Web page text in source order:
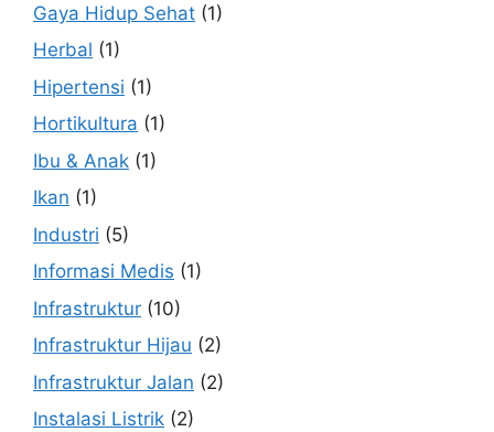
Gaya Hidup Sehat (1)
Herbal (1)
Hipertensi (1)
Hortikultura (1)
Ibu & Anak (1)
Ikan (1)
Industri (5)
Informasi Medis (1)
Infrastruktur (10)
Infrastruktur Hijau (2)
Infrastruktur Jalan (2)
Instalasi Listrik (2)